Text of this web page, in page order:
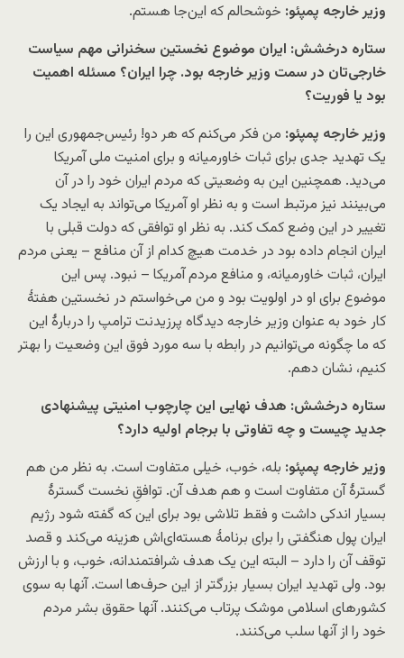
وزیر خارجه پمپئو: خوشحالم که این‌جا هستم.
ستاره درخشش: ایران موضوع نخستین سخنرانی مهم سیاست
خارجی‌تان در سمت وزیر خارجه بود. چرا ایران؟ مسئله اهمیت
بود یا فوریت؟
وزیر خارجه پمپئو: من فکر می‌کنم که هر دو! رئیس‌جمهوری این را
یک تهدید جدی برای ثبات خاورمیانه و برای امنیت ملی آمریکا
می‌دید. همچنین این به وضعیتی که مردم ایران خود را در آن
می‌بینند نیز مرتبط است و به نظر او آمریکا می‌تواند به ایجاد یک
تغییر در این وضع کمک کند. به نظر او توافقی که دولت قبلی با
ایران انجام داده بود در خدمت هیچ کدام از آن منافع – یعنی مردم
ایران، ثبات خاورمیانه، و منافع مردم آمریکا – نبود. پس این
موضوع برای او در اولویت بود و من می‌خواستم در نخستین هفتهٔ
کار خود به عنوان وزیر خارجه دیدگاه پرزیدنت ترامپ را دربارهٔ این
که ما چگونه می‌توانیم در رابطه با سه مورد فوق این وضعیت را بهتر
کنیم، نشان دهم.
ستاره درخشش: هدف نهایی این چارچوب امنیتی پیشنهادی
جدید چیست و چه تفاوتی با برجام اولیه دارد؟
وزیر خارجه پمپئو: بله، خوب، خیلی متفاوت است. به نظر من هم
گسترهٔ آن متفاوت است و هم هدف آن. توافقِ نخست گسترهٔ
بسیار اندکی داشت و فقط تلاشی بود برای این که گفته شود رژیم
ایران پول هنگفتی را برای برنامهٔ هسته‌ای‌اش هزینه می‌کند و قصد
توقف آن را دارد – البته این یک هدف شرافتمندانه، خوب، و با ارزش
بود. ولی تهدید ایران بسیار بزرگتر از این حرف‌ها است. آنها به سوی
کشورهای اسلامی موشک پرتاب می‌کنند. آنها حقوق بشر مردم‌
خود را از آنها سلب می‌کنند.